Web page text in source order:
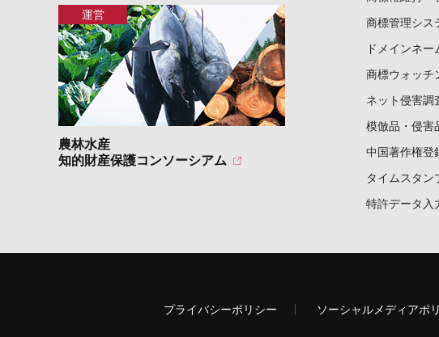
農林水産
知的財産保護コンソーシアム
商標管理シス
ドメインネー
商標ウォッチ
ネット侵害調
模倣品・侵害
中国著作権登
タイムスタン
特許データ入
プライバシーポリシー ソーシャルメディアポ